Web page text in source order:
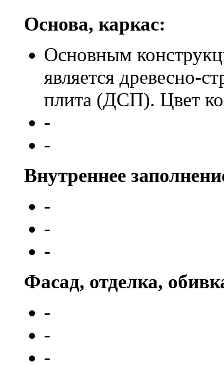
Основа, каркас:
Основным
является древесно-
плита (ДСП). Цвет
-
-
Внутреннее
-
-
-
Фасад, отделка,
-
-
-